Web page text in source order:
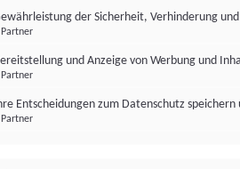
der Sicherheit, Verhinderung
und Anzeige von Werbung und
Entscheidungen zum Datenschutz
Partner